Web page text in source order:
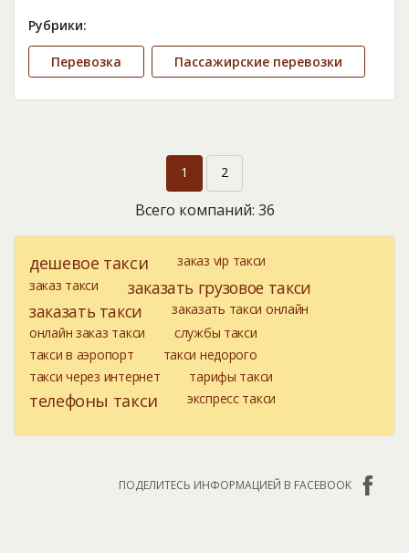
Рубрики:
Перевозка Пассажирские перевозки
1 2
Всего компаний: 36
дешевое такси
заказ vip такси
заказ такси
заказать грузовое такси
заказать такси
заказать такси онлайн
онлайн заказ такси
службы такси
такси в аэропорт
такси недорого
такси через интернет
тарифы такси
телефоны такси экспресс такси
ПОДЕЛИТЕСЬ ИНФОРМАЦИЕЙ В FACEBOOK